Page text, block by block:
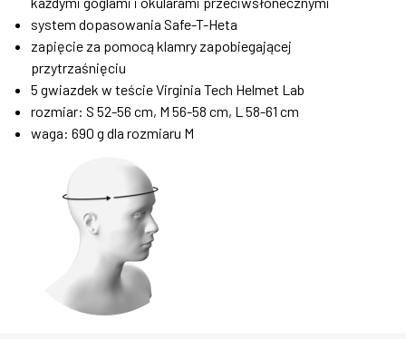
system dopasowania Safe-T-Heta
zapięcie za pomocą klamry zapobiegającej
przytrzaśnięciu
5 gwiazdek w teście Virginia Tech Helmet Lab
rozmiar: S 52-56 cm, M 56-58 cm, L 58-61 cm
waga: 690 g dla rozmiaru M